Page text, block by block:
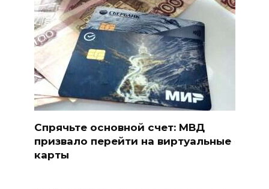
Спрячьте основной счет: МВД
призвало перейти на виртуальные
карты